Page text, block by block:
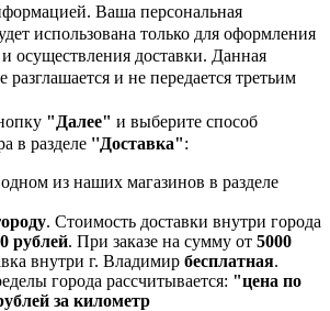
Ваша персональная
использована только для оформления
осуществления доставки. Данная
и не передается третьим
"Далее" и выберите способ
в разделе ''Доставка":
из наших магазинов в разделе
. Стоимость доставки внутри города
рублей. При заказе на сумму от 5000
внутри г. Владимир бесплатная.
города рассчитывается: "цена по
за километр